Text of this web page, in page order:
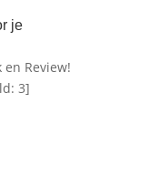
je
Review!
3]